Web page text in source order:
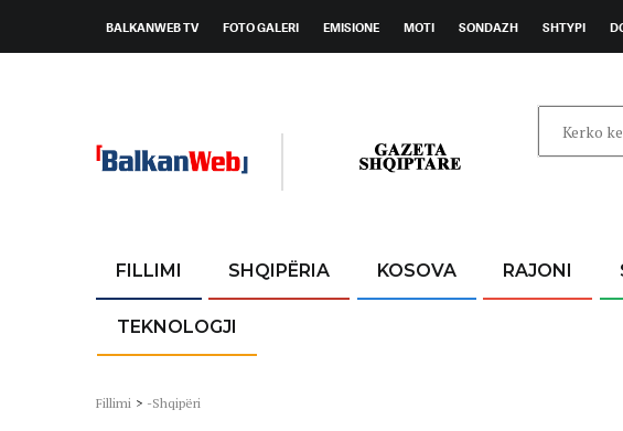
BALKANWEB TV FOTO GALERI EMISIONE MOTI SONDAZH SHTYPI
FILLIMI SHQIPËRIA KOSOVA RAJONI
TEKNOLOGJI
Fillimi > -Shqipëri